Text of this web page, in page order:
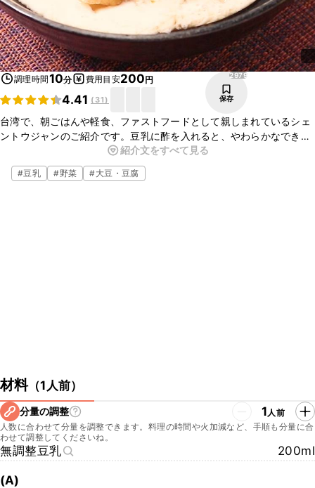
調理時間10分 費用目安200円
4.41 ( 31)
2979
保存
台湾で、朝ごはんや軽食、ファストフードとして親しまれているシェ
ントウジャンのご紹介です。豆乳に酢を入れると、やわらかなできた
てのおぼろどうふのような食感になります。お粥のような感覚で、
とっても簡単にできるので、いろんなトッピングでおためしください
ね。
紹介文をすべて見る
#豆乳 #野菜 #大豆・豆腐
材料（1人前）
分量の調整 1人前
人数に合わせて分量を調整できます。料理の時間や火加減など、手順も分量に合
わせて調整してくださいね。
無調整豆乳 200ml
(A)